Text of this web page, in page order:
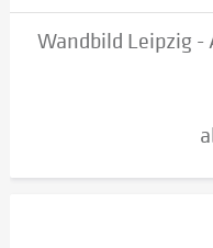
Wandbild Leipzig -